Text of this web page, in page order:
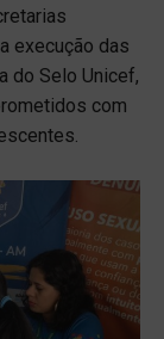
execução das
do Selo Unicef,
com